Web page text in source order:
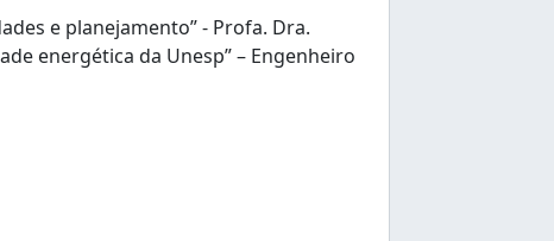
e planejamento” - Profa. Dra.
energética da Unesp” – Engenheiro